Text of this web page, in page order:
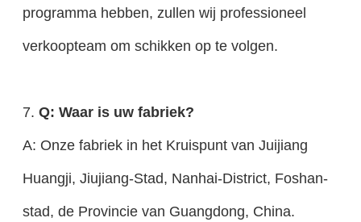
programma hebben, zullen wij professioneel
verkoopteam om schikken op te volgen.
7. Q: Waar is uw fabriek?
A: Onze fabriek in het Kruispunt van Juijiang
Huangji, Jiujiang-Stad, Nanhai-District, Foshan-
stad, de Provincie van Guangdong, China.